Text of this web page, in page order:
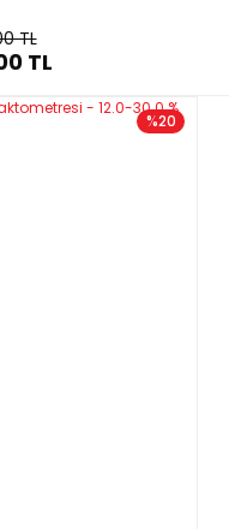
TL
TL
%20